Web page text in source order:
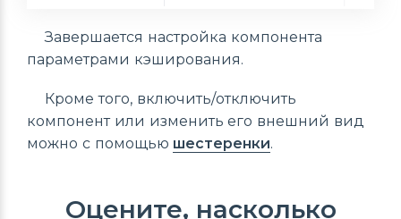
Завершается настройка компонента
параметрами кэширования.
Кроме того, включить/отключить
компонент или изменить его внешний вид
можно с помощью шестеренки.
Оцените, насколько